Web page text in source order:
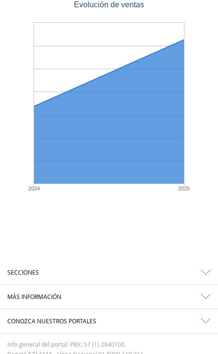
Evolución de ventas
2024 2025
SECCIONES
MÁS INFORMACIÓN
CONOZCA NUESTROS PORTALES
Info general del portal: PBX: 57 (1) 2940100.